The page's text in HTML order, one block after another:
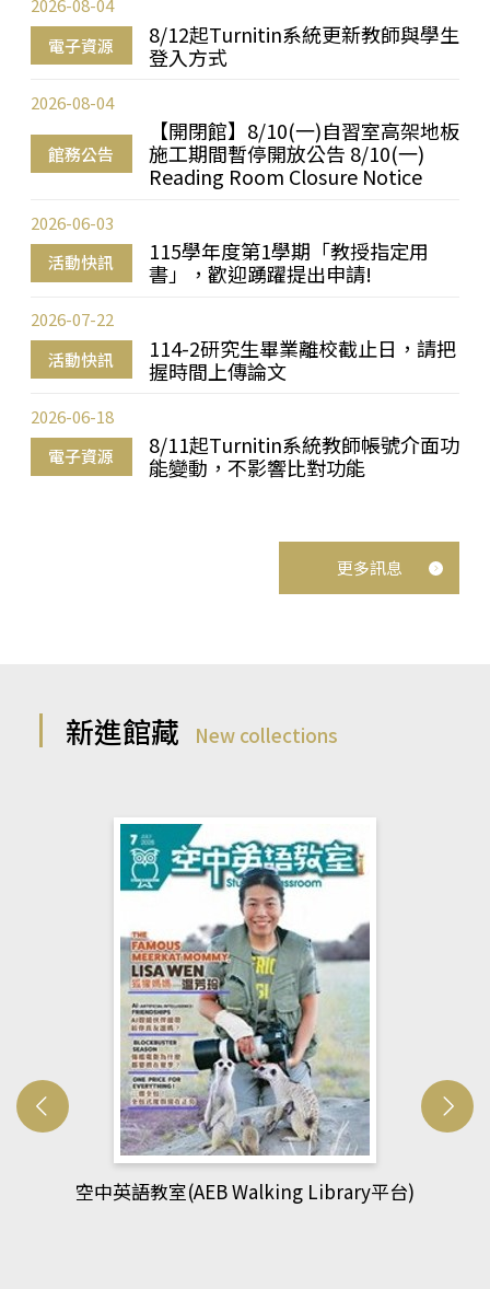
電子資源
8/12起Turnitin系統更新教師與學生
登入方式
2026-08-04
館務公告
【開閉館】8/10(一)自習室高架地板
施工期間暫停開放公告 8/10(一)
Reading Room Closure Notice
2026-08-04
活動快訊
115學年度第1學期「教授指定用
書」，歡迎踴躍提出申請!
2026-06-03
活動快訊
114-2研究生畢業離校截止日，請把
握時間上傳論文
2026-07-22
電子資源
8/11起Turnitin系統教師帳號介面功
能變動，不影響比對功能
2026-06-18
更多訊息
新進館藏 New collections
網管人(kono平台)